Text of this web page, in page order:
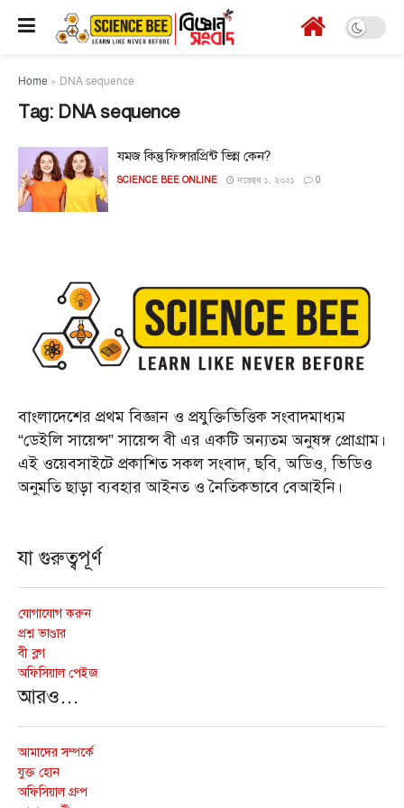
Home » DNA sequence
Tag: DNA sequence
যমজ কিন্তু ফিঙ্গারপ্রিন্ট ভিন্ন কেন?
SCIENCE BEE ONLINE নভেম্বর ১, ২০২১ 0
বাংলাদেশের প্রথম বিজ্ঞান ও প্রযুক্তিভিত্তিক সংবাদমাধ্যম
“ডেইলি সায়েন্স” সায়েন্স বী এর একটি অন্যতম অনুষঙ্গ প্রোগ্রাম।
এই ওয়েবসাইটে প্রকাশিত সকল সংবাদ, ছবি, অডিও, ভিডিও
অনুমতি ছাড়া ব্যবহার আইনত ও নৈতিকভাবে বেআইনি।
যা গুরুত্বপূর্ণ
যোগাযোগ করুন
প্রশ্ন ভাণ্ডার
বী ব্লগ
অফিসিয়াল পেইজ
আরও…
আমাদের সম্পর্কে
যুক্ত হোন
অফিসিয়াল গ্রুপ